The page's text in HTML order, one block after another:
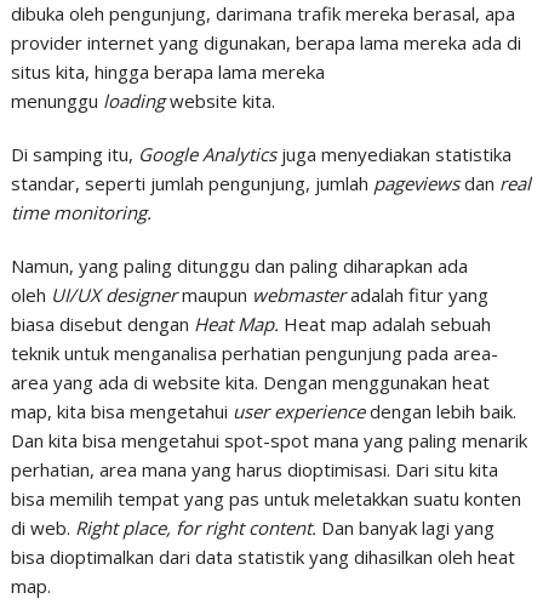
dibuka oleh pengunjung, darimana trafik mereka berasal, apa
provider internet yang digunakan, berapa lama mereka ada di
situs kita, hingga berapa lama mereka
menunggu loadingwebsite kita.
Di samping itu, Google Analytics juga menyediakan statistika
standar, seperti jumlah pengunjung, jumlah pageviewsdan real
time monitoring.
Namun, yang paling ditunggu dan paling diharapkan ada
oleh UI/UX designermaupun webmasteradalah fitur yang
biasa disebut dengan Heat Map. Heat map adalah sebuah
teknik untuk menganalisa perhatian pengunjung pada area-
area yang ada di website kita. Dengan menggunakan heat
map, kita bisa mengetahui user experiencedengan lebih baik.
Dan kita bisa mengetahui spot-spot mana yang paling menarik
perhatian, area mana yang harus dioptimisasi. Dari situ kita
bisa memilih tempat yang pas untuk meletakkan suatu konten
di web. Right place, for right content. Dan banyak lagi yang
bisa dioptimalkan dari data statistik yang dihasilkan oleh heat
map.